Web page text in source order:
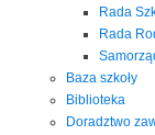
Rada
Rada
Baza szkoły
Biblioteka
Doradztwo